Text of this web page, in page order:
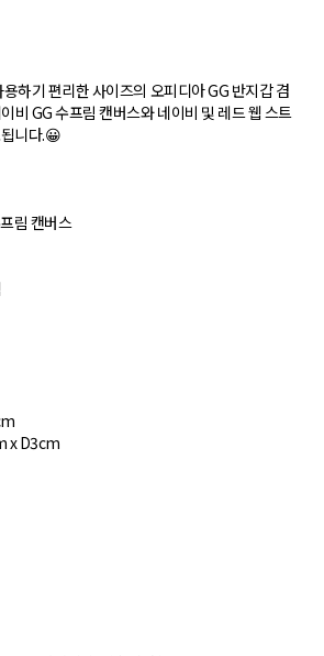
하기 편리한 사이즈의 오피디아 GG 반지갑 겸
비 GG 수프림 캔버스와 네이비 및 레드 웹 스트
니다.😀
림 캔버스
x D3cm